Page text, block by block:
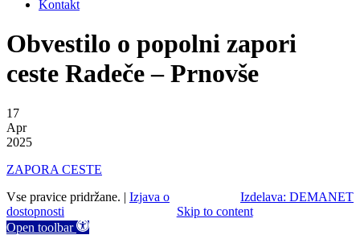
Kontakt
Obvestilo o popolni zapori
ceste Radeče – Prnovše
17
Apr
2025
ZAPORA CESTE
Vse pravice pridržane. | Izjava o
dostopnosti
Izdelava: DEMANET
Skip to content
Open toolbar